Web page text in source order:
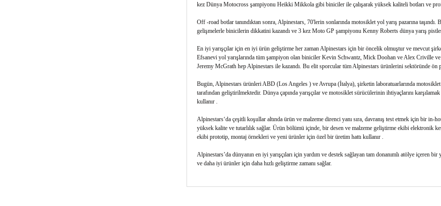
kez Dünya Motocross şampiyonu Heikki Mikkola gibi biniciler ile çalışarak yüksek kaliteli botları ve
Off -road botlar tanındıktan sonra, Alpinestars, 70'lerin sonlarında motosiklet yol yarış pazarına
gelişmelerle binicilerin dikkatini kazandı ve 3 kez Moto GP şampiyonu Kenny Roberts dünya yarış
En iyi yarışçılar için en iyi ürün geliştirme her zaman Alpinestars için bir öncelik olmuştur ve mevcut
Efsanevi yol yarışlarında tüm şampiyon olan biniciler Kevin Schwantz, Mick Doohan ve Alex Criville
Jeremy McGrath hep Alpinestars ile kazandı. Bu elit sporcular tüm Alpinestars ürünlerini sektöründe ön
Bugün, Alpinestars ürünleri ABD (Los Angeles ) ve Avrupa (İtalya), şirketin laboratuarlarında
tarafından geliştirilmektedir. Dünya çapında yarışçılar ve motosiklet sürücülerinin ihtiyaçlarını
kullanır .
Alpinestars‘da çeşitli koşullar altında ürün ve malzeme direnci yanı sıra, davranış test etmek için bir in-
yüksek kalite ve tutarlılık sağlar. Ürün bölümü içinde, bir desen ve malzeme geliştirme ekibi elektronik
ekibi prototip, montaj örnekleri ve yeni ürünler için özel bir üretim hattı kullanır .
Alpinestars’da dünyanın en iyi yarışçıları için yardım ve destek sağlayan tam donanımlı atölye içeren
ve daha iyi ürünler için daha hızlı geliştirme zamanı sağlar.